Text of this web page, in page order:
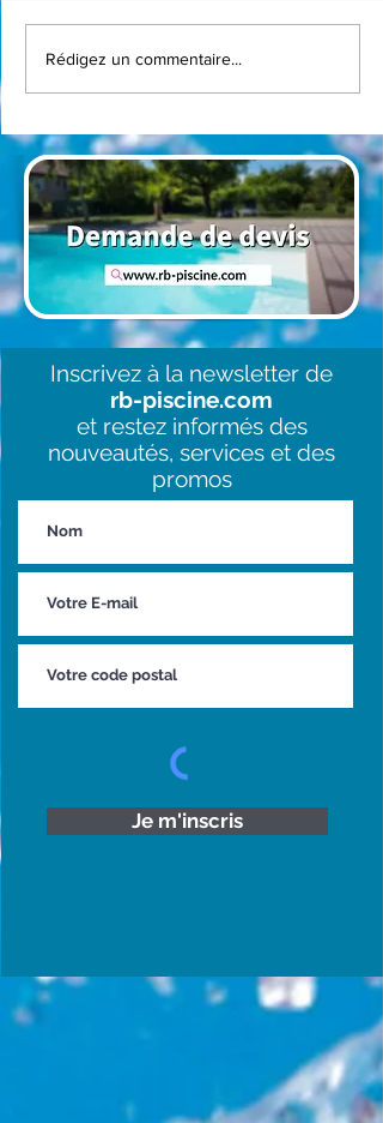
Installation d’une
piscine coque Mirande
Belcastel
Rédigez un commentaire...
Inscrivez à la newsletter de
rb-piscine.com
et restez informés des
nouveautés, services et des
promos
Je m'inscris